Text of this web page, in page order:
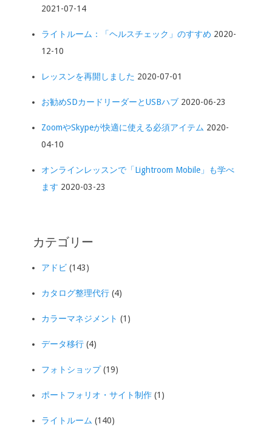
2021-07-14
ライトルーム：「ヘルスチェック」のすすめ 2020-
12-10
レッスンを再開しました 2020-07-01
お勧めSDカードリーダーとUSBハブ 2020-06-23
ZoomやSkypeが快適に使える必須アイテム 2020-
04-10
オンラインレッスンで「Lightroom Mobile」も学べ
ます 2020-03-23
カテゴリー
アドビ (143)
カタログ整理代行 (4)
カラーマネジメント (1)
データ移行 (4)
フォトショップ(19)
ポートフォリオ・サイト制作 (1)
ライトルーム (140)